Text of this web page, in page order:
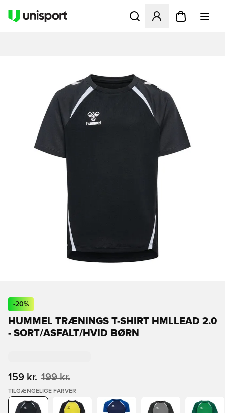
Åbner en Modal til at
-20%
HUMMEL TRÆNINGS T-SHIRT HMLLEAD 2.0
- SORT/ASFALT/HVID BØRN
159 kr. 199 kr.
TILGÆNGELIGE FARVER